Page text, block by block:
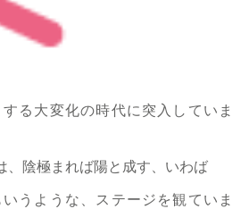
る大変化の時代に突入していま
、陰極まれば陽と成す、いわば
うような、ステージを観ていま